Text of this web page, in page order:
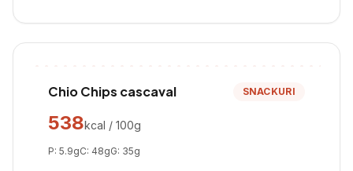
Chio Chips cascaval SNACKURI
538kcal / 100g
P: 5.9gC: 48gG: 35g